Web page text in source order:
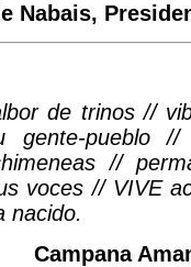
Nabais,
de trinos //
gente-pueblo
//
voces // VIVE
nacido.
Campana